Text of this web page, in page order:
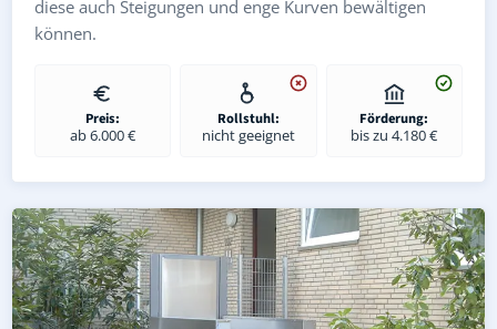
diese auch Steigungen und enge Kurven bewältigen
können.
Preis:
ab 6.000 €
Rollstuhl:
nicht geeignet
Förderung:
bis zu 4.180 €
Wetterfester Plattformlift außen in Harth-Pöllnitz
Rollstuhl-Plattformlift in Harth-Pöllnitz Niederpöllnitz